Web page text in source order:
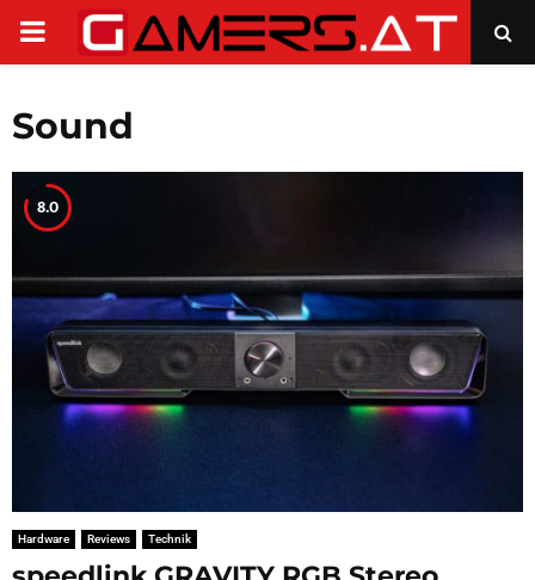
PRIMARY
Sound
8.0
Hardware Reviews Technik